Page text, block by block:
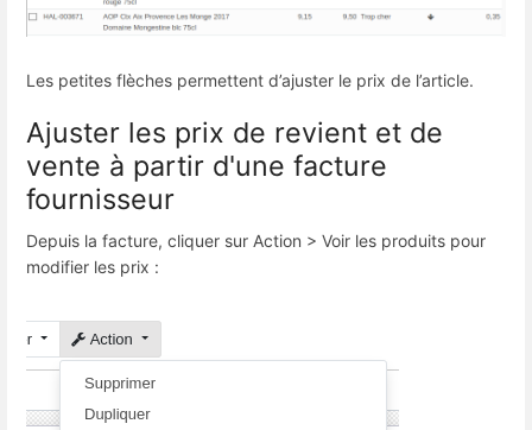
Les petites flèches permettent d’ajuster le prix de l’article.
Ajuster les prix de revient et de
vente à partir d'une facture
fournisseur
Depuis la facture, cliquer sur Action > Voir les produits pour
modifier les prix :